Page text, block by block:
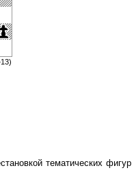
тематических фигур